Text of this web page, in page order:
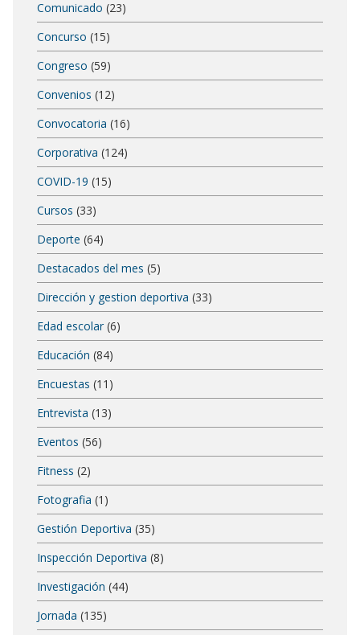
Comunicado (23)
Concurso (15)
Congreso (59)
Convenios (12)
Convocatoria (16)
Corporativa (124)
COVID-19 (15)
Cursos (33)
Deporte (64)
Destacados del mes (5)
Dirección y gestion deportiva (33)
Edad escolar (6)
Educación (84)
Encuestas (11)
Entrevista (13)
Eventos (56)
Fitness (2)
Fotografia (1)
Gestión Deportiva (35)
Inspección Deportiva (8)
Investigación (44)
Jornada (135)